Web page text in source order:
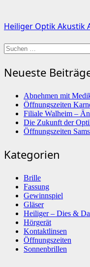
Heiliger Optik Akustik
Suchen
nach:
Neueste
Abnehmen mit
Öffnungszeiten
Filiale Walheim –
Die Zukunft der
Öffnungszeiten
Kategorien
Brille
Fassung
Gewinnspiel
Gläser
Heiliger – Dies &
Hörgerät
Kontaktlinsen
Öffnungszeiten
Sonnenbrillen